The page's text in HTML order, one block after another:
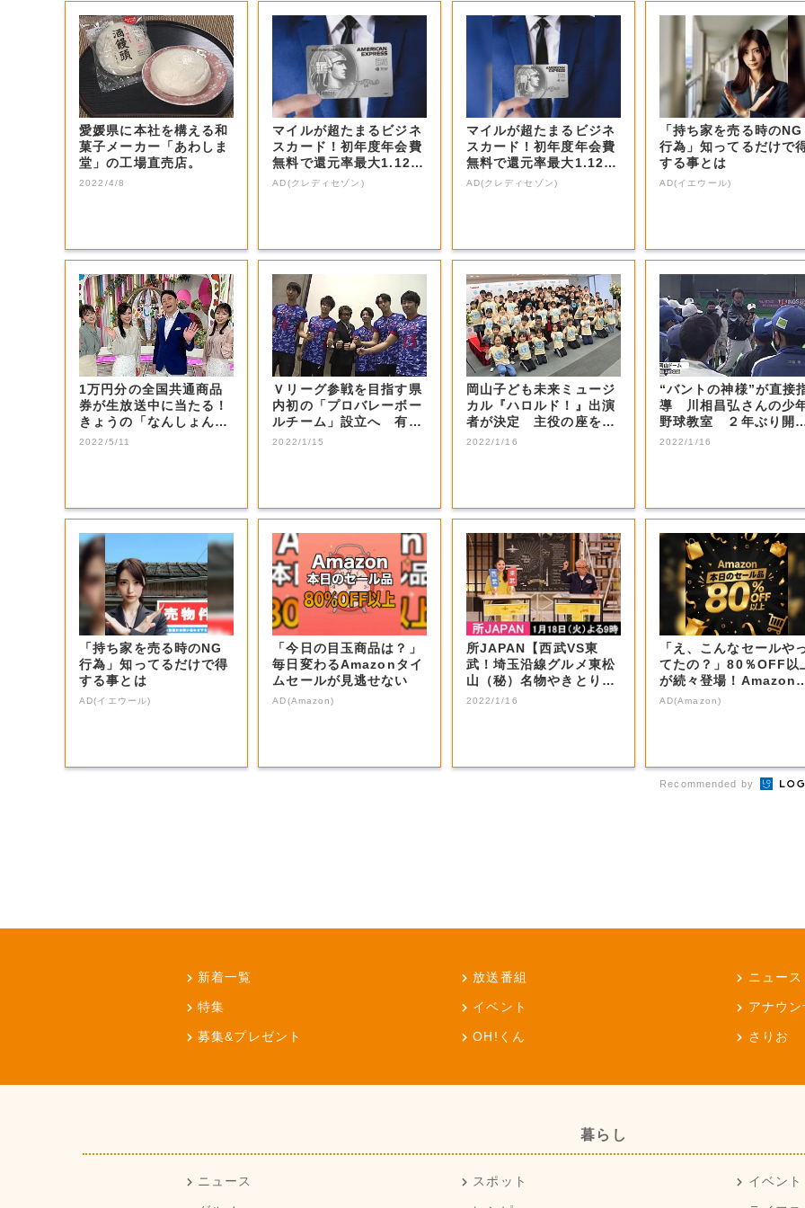
愛媛県に本社を構える和
菓子メーカー「あわしま
堂」の工場直売店。
2022/4/8
マイルが超たまるビジネ
スカード！初年度年会費
無料で還元率最大1.12
5%
AD(クレディセゾン)
マイルが超たまるビジネ
スカード！初年度年会費
無料で還元率最大1.12
5%
AD(クレディセゾン)
「持ち家を売る時のNG
行為」知ってるだけで
する事とは
AD(イエウール)
1万円分の全国共通商品
券が生放送中に当たる！
きょうの「なんしょん？
生電話クイズ」...
2022/5/11
Ｖリーグ参戦を目指す県
内初の「プロバレーボー
ルチーム」設立へ 有望
選手などの受け...
2022/1/15
岡山子ども未来ミュージ
カル『ハロルド！』出演
者が決定 主役の座を射
止めた感想は…...
2022/1/16
“バントの神様”が直接
導 川相昌弘さんの少
野球教室 ２年ぶり開
【岡山・岡山...
2022/1/16
「持ち家を売る時のNG
行為」知ってるだけで得
する事とは
AD(イエウール)
「今日の目玉商品は？」
毎日変わるAmazonタイ
ムセールが見逃せない
AD(Amazon)
所JAPAN【西武VS東
武！埼玉沿線グルメ東松
山（秘）名物やきとり＆
秩父ホルモン...
2022/1/16
「え、こんなセールや
てたの？」80％OFF以
が続々登場！Amazon
本気が...
AD(Amazon)
Recommended by
新着一覧 放送番組 ニュース
特集 イベント アナウ
募集&プレゼント OH!くん さりお
暮らし
ニュース スポット イベント